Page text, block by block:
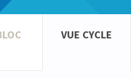
VUE CYCLE